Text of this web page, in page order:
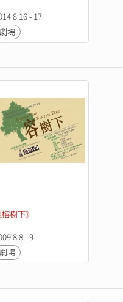
- 17
劇場
榕樹下》
- 9
劇場